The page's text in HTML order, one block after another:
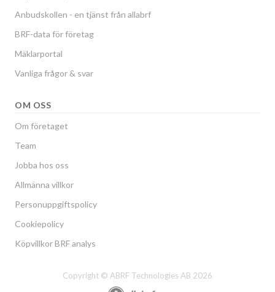
Anbudskollen - en tjänst från allabrf
BRF-data för företag
Mäklarportal
Vanliga frågor & svar
OM OSS
Om företaget
Team
Jobba hos oss
Allmänna villkor
Personuppgiftspolicy
Cookiepolicy
Köpvillkor BRF analys
Copyright © ABRF Technologies AB 2026